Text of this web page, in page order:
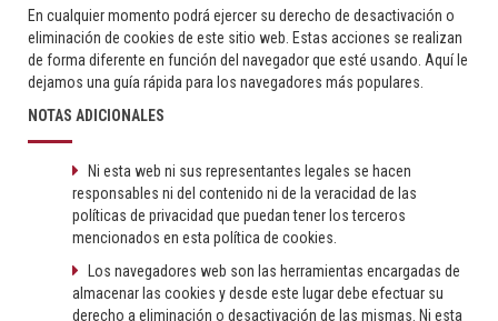
En cualquier momento podrá ejercer su derecho de desactivación o
eliminación de cookies de este sitio web. Estas acciones se realizan
de forma diferente en función del navegador que esté usando. Aquí le
dejamos una guía rápida para los navegadores más populares.
NOTAS ADICIONALES
Ni esta web ni sus representantes legales se hacen
responsables ni del contenido ni de la veracidad de las
políticas de privacidad que puedan tener los terceros
mencionados en esta política de cookies.
Los navegadores web son las herramientas encargadas de
almacenar las cookies y desde este lugar debe efectuar su
derecho a eliminación o desactivación de las mismas. Ni esta